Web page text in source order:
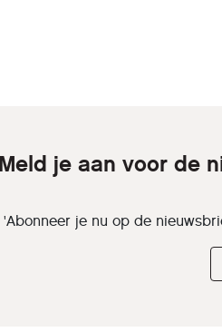
je aan voor de
'Abonneer je nu op de